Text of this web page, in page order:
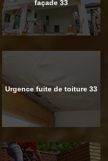
façade 33
Urgence fuite de toiture 33